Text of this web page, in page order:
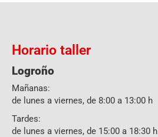
Horario taller
Logroño
Mañanas:
de lunes a viernes, de 8:00 a 13:00 h
Tardes:
de lunes a viernes, de 15:00 a 18:30 h